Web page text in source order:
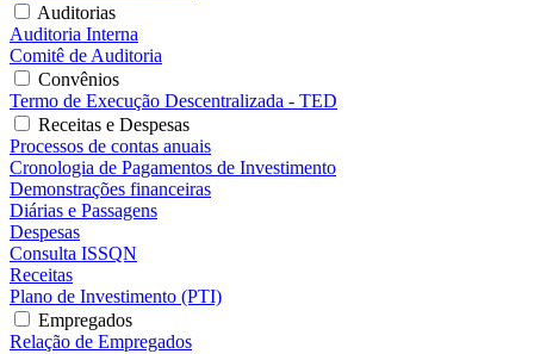
Auditorias
Auditoria Interna
Comitê de Auditoria
Convênios
Termo de Execução Descentralizada - TED
Receitas e Despesas
Processos de contas anuais
Cronologia de Pagamentos de Investimento
Demonstrações financeiras
Diárias e Passagens
Despesas
Consulta ISSQN
Receitas
Plano de Investimento (PTI)
Empregados
Relação de Empregados